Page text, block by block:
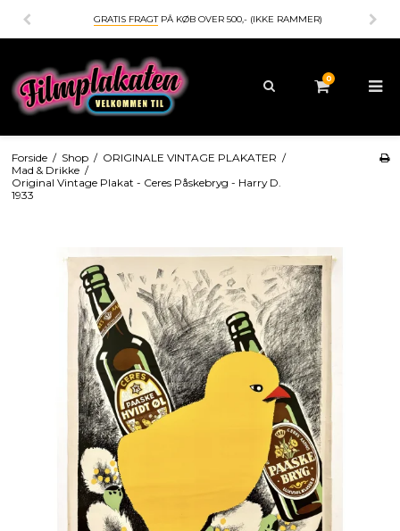
GRATIS FRAGTPÅ KØB OVER 500,- (IKKE RAMMER)
0
Forside / Shop / ORIGINALE VINTAGE PLAKATER /
Mad & Drikke /
Original Vintage Plakat - Ceres Påskebryg - Harry D.
1933